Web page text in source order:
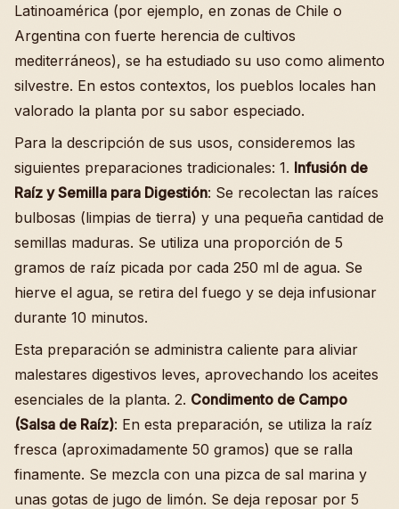
Latinoamérica (por ejemplo, en zonas de Chile o
Argentina con fuerte herencia de cultivos
mediterráneos), se ha estudiado su uso como alimento
silvestre. En estos contextos, los pueblos locales han
valorado la planta por su sabor especiado.
Para la descripción de sus usos, consideremos las
siguientes preparaciones tradicionales: 1. Infusión de
Raíz y Semilla para Digestión: Se recolectan las raíces
bulbosas (limpias de tierra) y una pequeña cantidad de
semillas maduras. Se utiliza una proporción de 5
gramos de raíz picada por cada 250 ml de agua. Se
hierve el agua, se retira del fuego y se deja infusionar
durante 10 minutos.
Esta preparación se administra caliente para aliviar
malestares digestivos leves, aprovechando los aceites
esenciales de la planta. 2. Condimento de Campo
(Salsa de Raíz): En esta preparación, se utiliza la raíz
fresca (aproximadamente 50 gramos) que se ralla
finamente. Se mezcla con una pizca de sal marina y
unas gotas de jugo de limón. Se deja reposar por 5